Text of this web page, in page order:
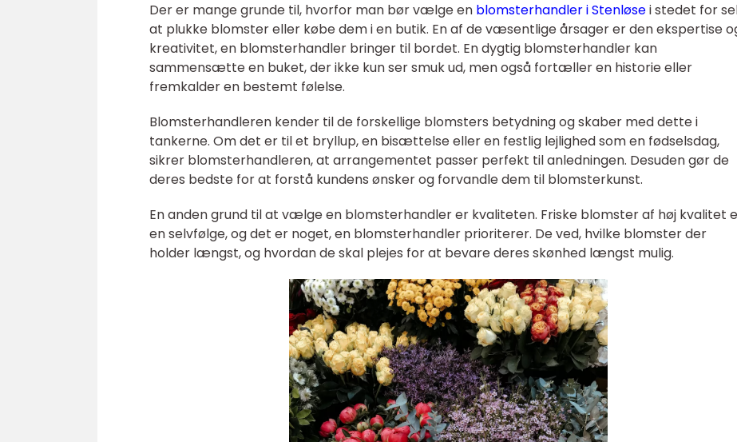
Der er mange grunde til, hvorfor man bør vælge en blomsterhandler i Stenløsei stedet for
at plukke blomster eller købe dem i en butik. En af de væsentlige årsager er den ekspertise
kreativitet, en blomsterhandler bringer til bordet. En dygtig blomsterhandler kan
sammensætte en buket, der ikke kun ser smuk ud, men også fortæller en historie eller
fremkalder en bestemt følelse.
Blomsterhandleren kender til de forskellige blomsters betydning og skaber med dette i
tankerne. Om det er til et bryllup, en bisættelse eller en festlig lejlighed som en fødselsdag,
sikrer blomsterhandleren, at arrangementet passer perfekt til anledningen. Desuden gør de
deres bedste for at forstå kundens ønsker og forvandle dem til blomsterkunst.
En anden grund til at vælge en blomsterhandler er kvaliteten. Friske blomster af høj kvalitet
en selvfølge, og det er noget, en blomsterhandler prioriterer. De ved, hvilke blomster der
holder længst, og hvordan de skal plejes for at bevare deres skønhed længst mulig.